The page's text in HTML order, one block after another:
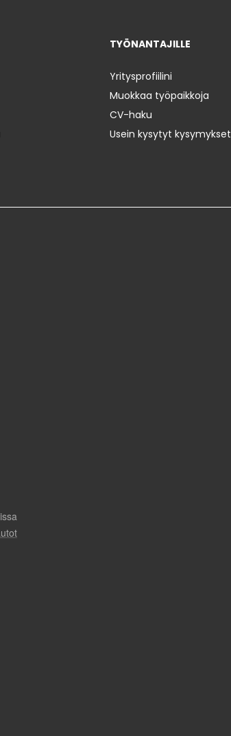
TYÖNANTAJILLE
Yritysprofiilini
Muokkaa työpaikkoja
CV-haku
Usein kysytyt kysymykset